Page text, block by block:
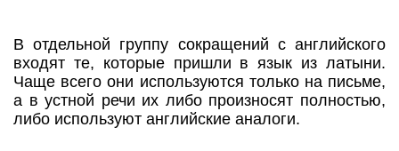
В отдельной группу сокращений с английского
входят те, которые пришли в язык из латыни.
Чаще всего они используются только на письме,
а в устной речи их либо произносят полностью,
либо используют английские аналоги.